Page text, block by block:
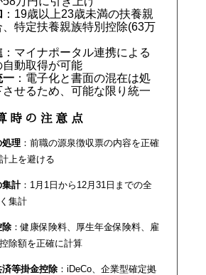
：19歳以上23歳未満の扶養親
特定扶養親族特別控除(63万
：マイナポータル連携による
動取得が可能
一 ：電子化と書面の混在は処
せるため、可能な限り統一
の注意点
処理 ：前職の源泉徴収票の内容を正確
上を避ける
集計：1月1日から12月31日までの全
集計
除 ：健康保険料、厚生年金保険料、雇
除額を正確に計算
等掛金控除 ：iDeCo、企業型確定拠